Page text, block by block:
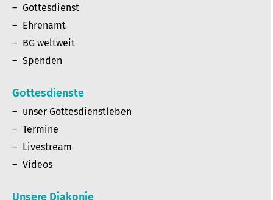
Gottesdienst
Ehrenamt
BG weltweit
Spenden
Gottesdienste
unser Gottesdienstleben
Termine
Livestream
Videos
Unsere Diakonie